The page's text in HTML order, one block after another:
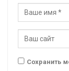
Сохранить